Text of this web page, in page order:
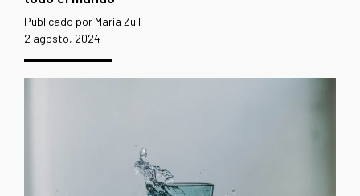
Publicado por María Zuil
2 agosto, 2024